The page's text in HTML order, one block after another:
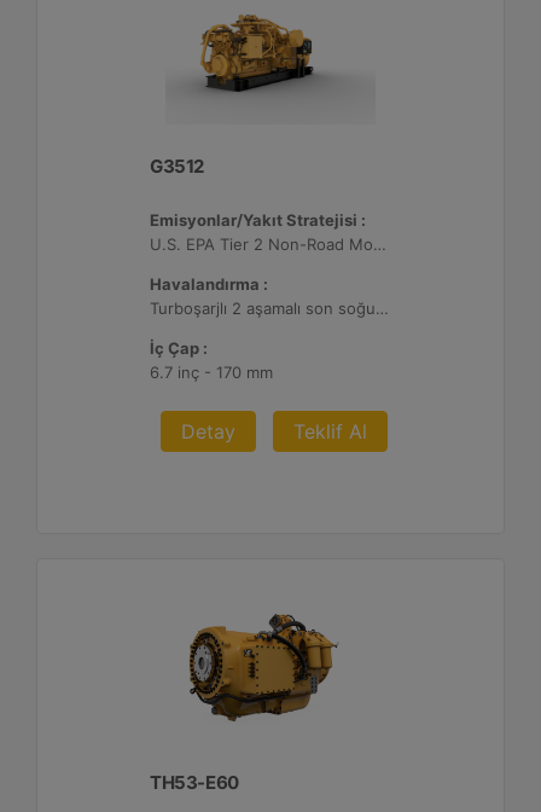
G3512
Emisyonlar/Yakıt Stratejisi :
U.S. EPA Tier 2 Non-Road Mobile
Havalandırma :
Turboşarjlı 2 aşamalı son soğutmalı
İç Çap :
6.7 inç - 170 mm
Detay Teklif Al
TH53-E60